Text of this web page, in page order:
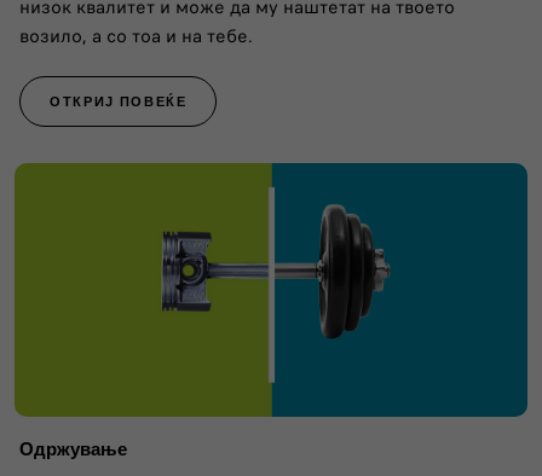
низок квалитет и може да му наштетат на твоето
возило, а со тоа и на тебе.
ОТКРИЈ ПОВЕЌЕ
Одржување